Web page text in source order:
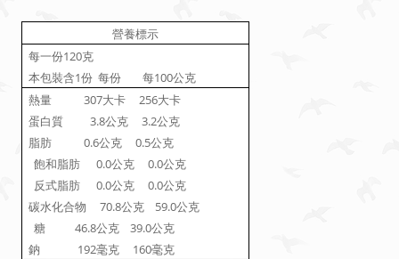
營養標示
每一份120克
本包裝含1份 每份 每100公克
熱量
307大卡256大卡
蛋白質
3.8公克3.2公克
脂肪
0.6公克 0.5公克
飽和脂肪
0.0公克 0.0公克
反式脂肪
0.0公克 0.0公克
碳水化合物
70.8公克 59.0公克
糖
46.8公克 39.0公克
鈉
192毫克 160毫克